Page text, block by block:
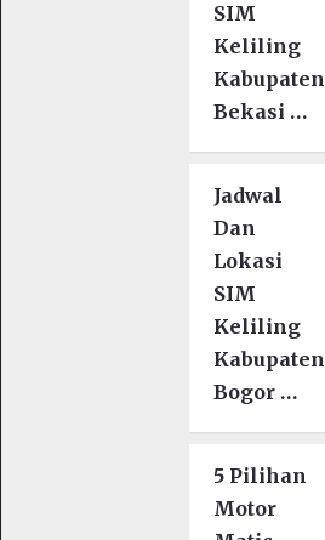
SIM
Keliling
Kabupaten
Bekasi …
Jadwal
Dan
Lokasi
SIM
Keliling
Kabupaten
Bogor …
5 Pilihan
Motor